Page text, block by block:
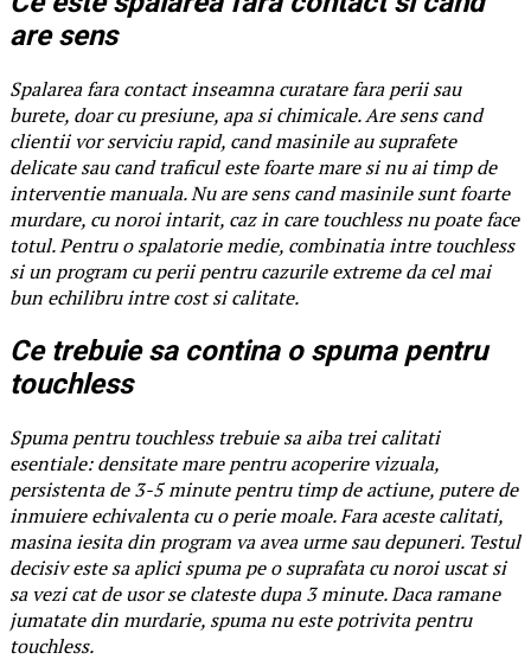
are sens
Spalarea fara contact inseamna curatare fara perii sau
burete, doar cu presiune, apa si chimicale. Are sens cand
clientii vor serviciu rapid, cand masinile au suprafete
delicate sau cand traficul este foarte mare si nu ai timp de
interventie manuala. Nu are sens cand masinile sunt foarte
murdare, cu noroi intarit, caz in care touchless nu poate face
totul. Pentru o spalatorie medie, combinatia intre touchless
si un program cu perii pentru cazurile extreme da cel mai
bun echilibru intre cost si calitate.
Ce trebuie sa contina o spuma pentru
touchless
Spuma pentru touchless trebuie sa aiba trei calitati
esentiale: densitate mare pentru acoperire vizuala,
persistenta de 3-5 minute pentru timp de actiune, putere de
inmuiere echivalenta cu o perie moale. Fara aceste calitati,
masina iesita din program va avea urme sau depuneri. Testul
decisiv este sa aplici spuma pe o suprafata cu noroi uscat si
sa vezi cat de usor se clateste dupa 3 minute. Daca ramane
jumatate din murdarie, spuma nu este potrivita pentru
touchless.